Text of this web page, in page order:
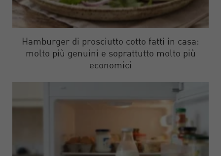
Hamburger di prosciutto cotto fatti in casa:
molto più genuini e soprattutto molto più
economici